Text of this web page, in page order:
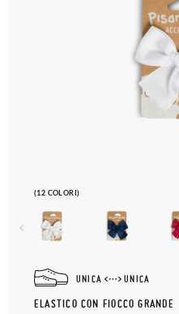
(12 COLORI)
UNICA UNICA
ELASTICO CON FIOCCO GRANDE